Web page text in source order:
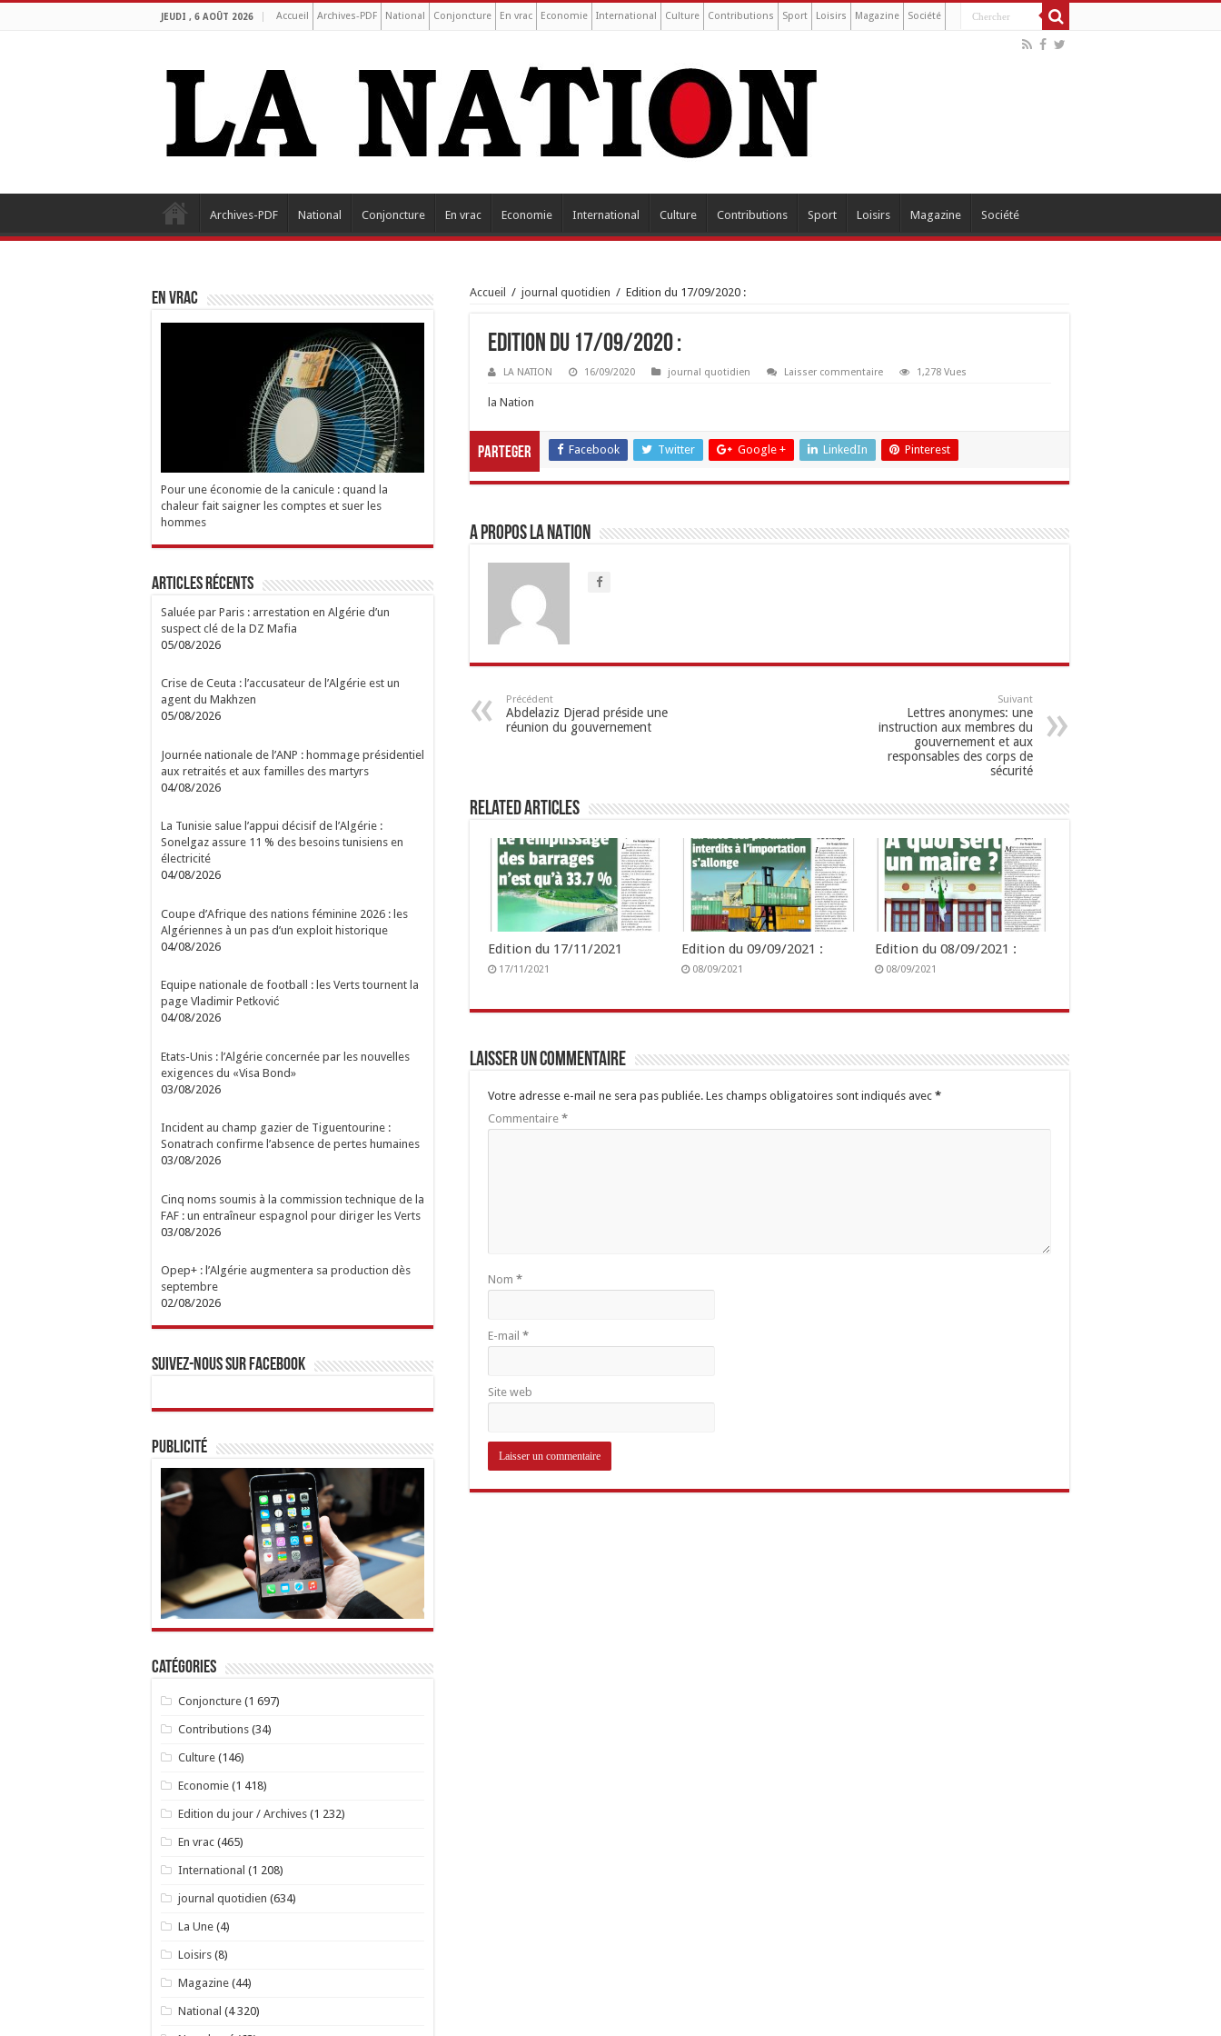
JEUDI , 6 AOÛT 2026 Accueil Archives-PDF National Conjoncture En vrac Economie International Culture Contributions Sport Loisirs Magazine Société
Archives-PDF National Conjoncture En vrac Economie International Culture Contributions Sport Loisirs Magazine Société
Accueil / journal quotidien / Edition du 17/09/2020 :
Edition du 17/09/2020 :
LA NATION 16/09/2020 journal quotidien Laisser commentaire 1,278 Vues
la Nation
Parteger Facebook Twitter Google + LinkedIn Pinterest
A propos LA NATION
Précédent
Abdelaziz Djerad préside une
réunion du gouvernement
Suivant
Lettres anonymes: une
instruction aux membres du
gouvernement et aux
responsables des corps de
sécurité
Related Articles
Edition du 17/11/2021
17/11/2021
Edition du 09/09/2021 :
08/09/2021
Edition du 08/09/2021 :
08/09/2021
Laisser un commentaire
Votre adresse e-mail ne sera pas publiée. Les champs obligatoires sont indiqués avec *
Commentaire *
Nom *
E-mail *
Site web
EN VRAC
Pour une économie de la canicule : quand la
chaleur fait saigner les comptes et suer les
hommes
Articles Récents
Saluée par Paris : arrestation en Algérie d’un
suspect clé de la DZ Mafia
05/08/2026
Crise de Ceuta : l’accusateur de l’Algérie est un
agent du Makhzen
05/08/2026
Journée nationale de l’ANP : hommage présidentiel
aux retraités et aux familles des martyrs
04/08/2026
La Tunisie salue l’appui décisif de l’Algérie :
Sonelgaz assure 11 % des besoins tunisiens en
électricité
04/08/2026
Coupe d’Afrique des nations féminine 2026 : les
Algériennes à un pas d’un exploit historique
04/08/2026
Equipe nationale de football : les Verts tournent la
page Vladimir Petković
04/08/2026
Etats-Unis : l’Algérie concernée par les nouvelles
exigences du «Visa Bond»
03/08/2026
Incident au champ gazier de Tiguentourine :
Sonatrach confirme l’absence de pertes humaines
03/08/2026
Cinq noms soumis à la commission technique de la
FAF : un entraîneur espagnol pour diriger les Verts
03/08/2026
Opep+ : l’Algérie augmentera sa production dès
septembre
02/08/2026
Suivez-nous sur Facebook
Publicité
Catégories
Conjoncture(1 697)
Contributions(34)
Culture(146)
Economie(1 418)
Edition du jour / Archives(1 232)
En vrac(465)
International (1 208)
journal quotidien (634)
La Une(4)
Loisirs(8)
Magazine(44)
National (4 320)